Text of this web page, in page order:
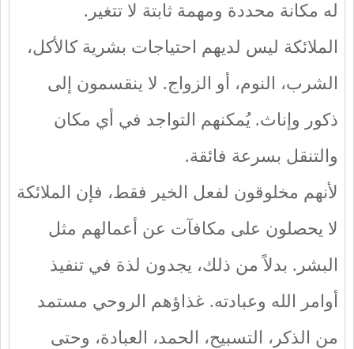
له مكانة محددة ومهمة ثابتة لا تتغير.
الملائكة ليس لديهم احتياجات بشرية كالأكل،
الشرب، النوم، أو الزواج. لا ينقسمون إلى
ذكور وإناث. يُمكنهم التواجد في أي مكان
والتنقل بسرعة فائقة.
لأنهم مخلوقون لفعل الخير فقط، فإن الملائكة
لا يحصلون على مكافآت عن أعمالهم مثل
البشر. بدلاً من ذلك، يجدون لذة في تنفيذ
أوامر الله وعبادته. غذاؤهم الروحي مستمد
من الذكر، التسبيح، الحمد، العبادة، وحتى